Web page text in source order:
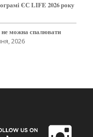
ЄС LIFE 2026 року
можна спалювати
2026